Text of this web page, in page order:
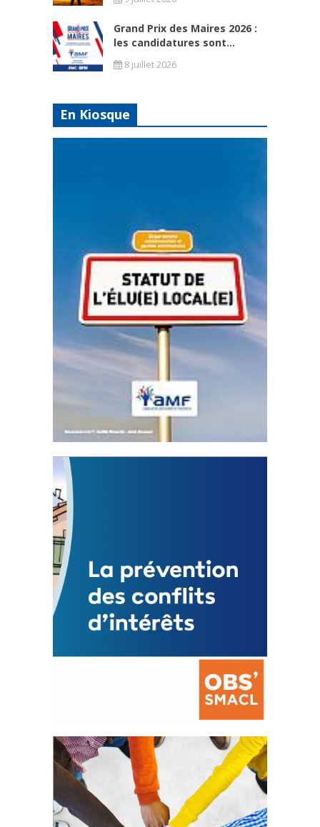
Grand Prix des Maires 2026 :
les candidatures sont...
8 juillet 2026
En Kiosque
Statut de l’élu local
3 avril 2024
Mise à jour avril 2024
FEUILLETER
La prévention des conflits
d’intérêts
18 septembre 2023
FEUILLETER